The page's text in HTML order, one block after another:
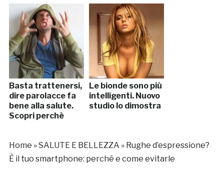
Basta trattenersi,
dire parolacce fa
bene alla salute.
Scopri perchè
Le bionde sono più
intelligenti. Nuovo
studio lo dimostra
Home »SALUTE E BELLEZZA » Rughe d’espressione?
È il tuo smartphone: perché e come evitarle